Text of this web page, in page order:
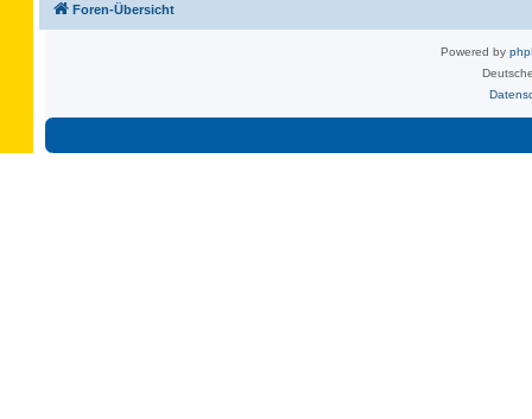
Foren-Übersicht
Powered by